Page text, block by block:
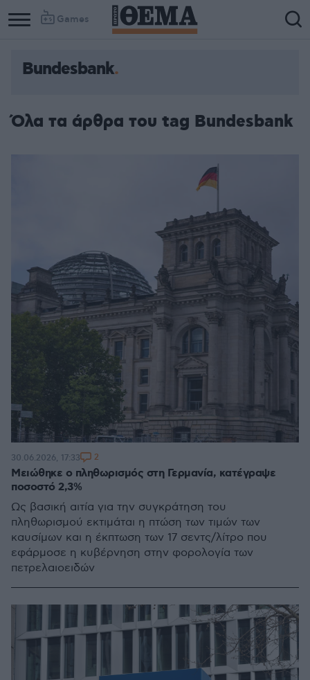
Games
Bundesbank
Όλα τα άρθρα του tag Bundesbank
Μειώθηκε ο πληθωρισμός στη Γερμανία, κατέγραψε
ποσοστό 2,3%
Ως βασική αιτία για την συγκράτηση του
πληθωρισμού εκτιμάται η πτώση των τιμών των
καυσίμων και η έκπτωση των 17 σεντς/λίτρο που
εφάρμοσε η κυβέρνηση στην φορολογία των
πετρελαιοειδών
30.06.2026, 17:33 2